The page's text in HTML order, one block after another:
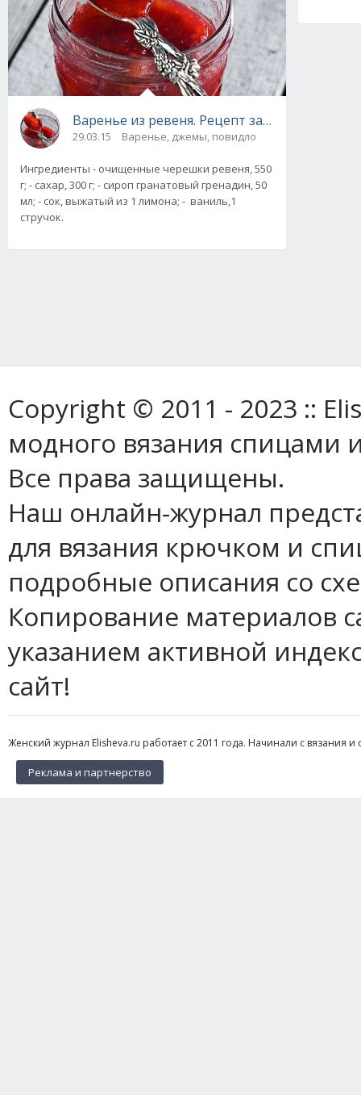
Варенье из ревеня. Рецепт заготовки на
29.03.15 Варенье, джемы, повидло
Ингредиенты - очищенные черешки ревеня, 550
г; - сахар, 300 г; - сироп гранатовый гренадин, 50
мл; - сок, выжатый из 1 лимона; - ваниль,1
стручок.
Copyright © 2011 - 2023 ::
модного вязания спицами
Все права защищены.
Наш онлайн-журнал
для вязания крючком и
подробные описания со
Копирование материалов
указанием активной
сайт!
Женский журнал Elisheva.ru работает с 2011 года. Начинали с вязания
Реклама и партнерство